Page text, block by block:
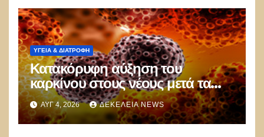
ΥΓΕΙΑ & ΔΙΑΤΡΟΦΗ
Κατακόρυφη αύξηση του
καρκίνου στους νέους μετά τα
εμβόλια Covid: Άνοδος έως και
71% σε ορισμένες μορφές της
νόσου!
ΑΥΓ 4, 2026 ΔΕΚΈΛΕΙΑ NEWS